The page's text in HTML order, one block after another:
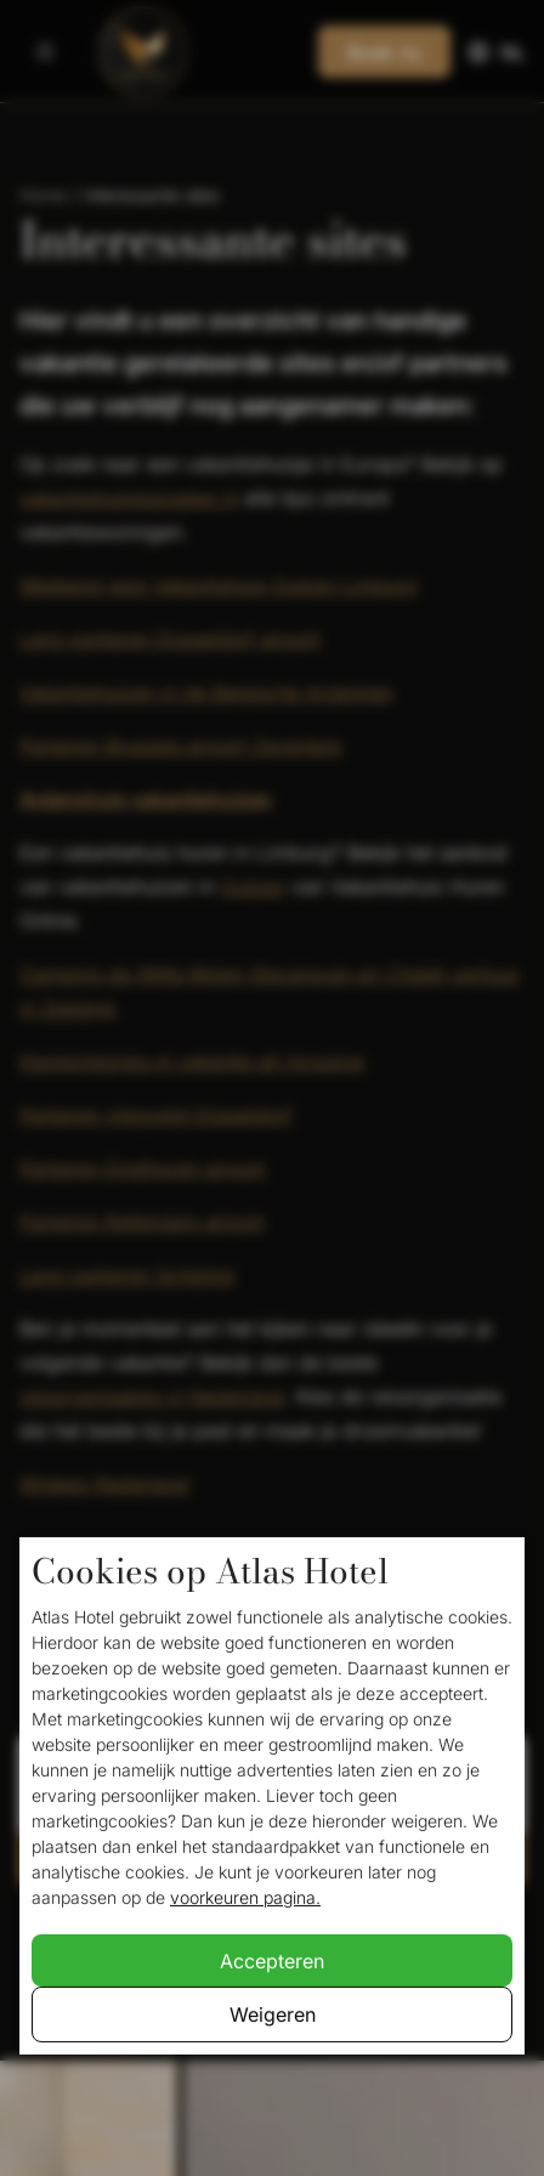
Boek nu NL
Interessante sites
Hier vindt u een overzicht van handige
vakantie gerelateerde sites en/of partners
die uw verblijf nog aangenamer maken:
Op zoek naar een vakantiehuisje in Europa? Bekijk op
vakantiehuisjeszoeker.nl
alle tips omtrent
vakantiewoningen.
Weekend weg Vakantiehuis Gulpen Limburg
Ardenshuis vakantiehuizen
Een vakantiehuis huren in Limburg? Bekijk het aanbod
van vakantiehuizen in
van Vakantiehuis Huren
Online.
Ben je momenteel aan het kijken naar ideeën voor je
volgende vakantie? Bekijk dan de beste
. Kies de reisorganisatie
die het beste bij je past en maak je droomvakantie!
Boek hier je kamer
Inchecken Uitchecken
Controleer beschikbaarheid
Veilig betalen met:
Cookies op Atlas Hotel
Atlas Hotel gebruikt zowel functionele als analytische cookies.
Hierdoor kan de website goed functioneren en worden
bezoeken op de website goed gemeten. Daarnaast kunnen er
marketingcookies worden geplaatst als je deze accepteert.
Met marketingcookies kunnen wij de ervaring op onze
website persoonlijker en meer gestroomlijnd maken. We
kunnen je namelijk nuttige advertenties laten zien en zo je
ervaring persoonlijker maken. Liever toch geen
marketingcookies? Dan kun je deze hieronder weigeren. We
plaatsen dan enkel het standaardpakket van functionele en
analytische cookies. Je kunt je voorkeuren later nog
aanpassen op de voorkeuren pagina.
Accepteren
Weigeren